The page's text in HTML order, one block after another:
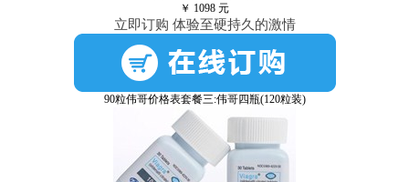
￥ 1098 元
立即订购 体验至硬持久的激情
90粒伟哥价格表套餐三:伟哥四瓶(120粒装)